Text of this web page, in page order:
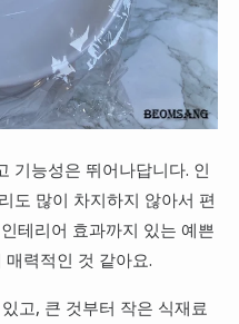
기능성은 뛰어나답니다. 인
도 많이 차지하지 않아서 편
테리어 효과까지 있는 예쁜
력적인 것 같아요.
고, 큰 것부터 작은 식재료